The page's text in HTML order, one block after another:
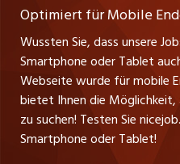
myjob.ch
schaffu.ch (VS)
ajourjob.ch
tagblatt.ch
Optimiert für Mobile
Wussten Sie, dass unsere
Smartphone oder Tablet
Webseite wurde für mobile
bietet Ihnen die
zu suchen! Testen Sie
Smartphone oder Tablet!